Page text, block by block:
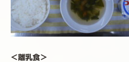
＜離乳食＞